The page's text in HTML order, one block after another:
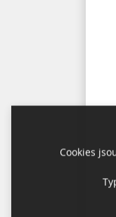
Cookies